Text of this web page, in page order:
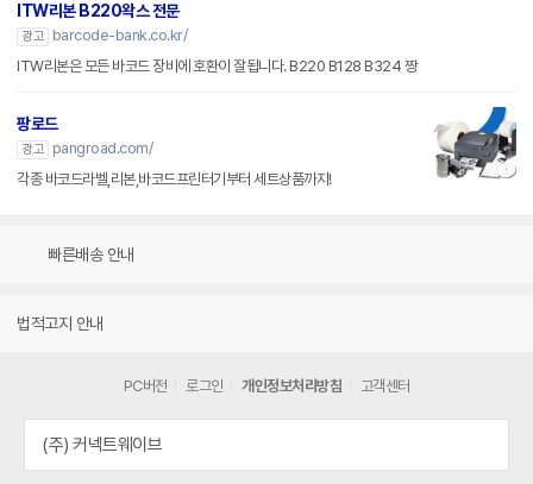
ITW리본 B220왁스 전문
광고
barcode-bank.co.kr/
ITW리본은 모든 바코드 장비에 호환이 잘됩니다. B220 B128 B324 짱
팡로드
광고
pangroad.com/
각종 바코드라벨,리본,바코드프린터기부터 세트상품까지!
빠른배송 안내
법적고지 안내
PC버전 로그인 개인정보처리방침 고객센터
(주) 커넥트웨이브